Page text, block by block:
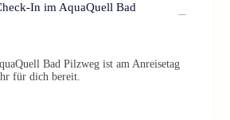
In im AquaQuell Bad
Bad Pilzweg ist am Anreisetag
für dich bereit.